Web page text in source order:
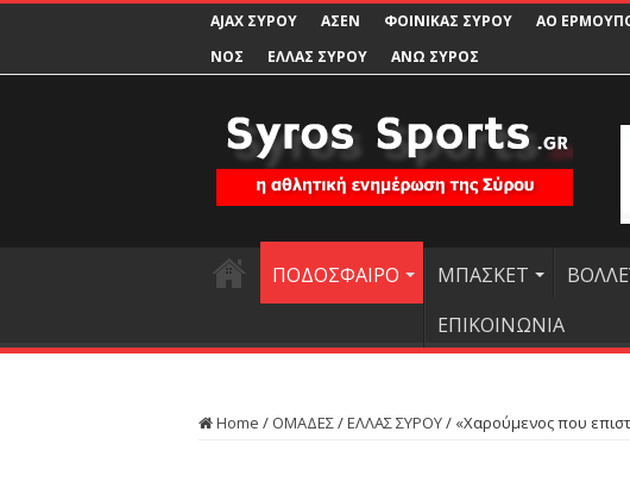
AJAX ΣΥΡΟΥ ΑΣΕΝ ΦΟΙΝΙΚΑΣ ΣΥΡΟΥ ΑΟ
ΝΟΣ
ΕΛΛΑΣ ΣΥΡΟΥ ΑΝΩ ΣΥΡΟΣ
ΠΟΔΟΣΦΑΙΡΟ ΜΠΑΣΚΕΤ
ΕΠΙΚΟΙΝΩΝΙΑ
Home / ΟΜΑΔΕΣ/ΕΛΛΑΣ ΣΥΡΟΥ/ «Χαρούμενος που